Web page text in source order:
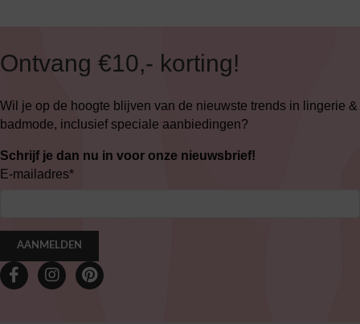
Ontvang €10,- korting!
Wil je op de hoogte blijven van de nieuwste trends in lingerie &
badmode, inclusief speciale aanbiedingen?
Schrijf je dan nu in voor onze nieuwsbrief!
E-mailadres*
AANMELDEN